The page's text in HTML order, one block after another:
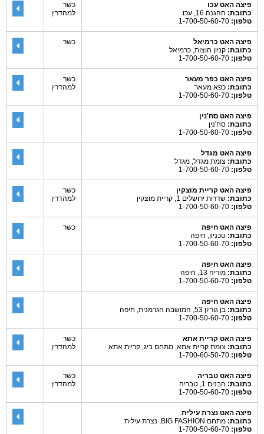
פיצה האט עכו
כתובת: ההגנה 16, עכו
טלפון:
כשר
למהדרין
פיצה האט כרמיאל
כתובת: קניון חוצות, כרמיאל
טלפון:
כשר
פיצה האט כפר מעאר
כתובת: כפא מעאר
טלפון:
כשר
למהדרין
פיצה האט סח'נין
כתובת: סח'נין
טלפון:
פיצה האט מגדל
כתובת: צומת מגדל, מגדל
טלפון:
פיצה האט קריית מוצקין
כתובת: שדרות ירושלים 1, קריית מוצקין
טלפון:
כשר
למהדרין
פיצה האט חיפה
כתובת: טכניון, חיפה
טלפון:
כשר
פיצה האט חיפה
כתובת: מוריה 13, חיפה
טלפון:
פיצה האט חיפה
כתובת: בן גוריון 53, המושבה הגרמנית, חיפה
טלפון:
פיצה האט קריית אתא
כתובת: צומת קריית אתא, מתחם ביג, קריית אתא
טלפון:
כשר
למהדרין
פיצה האט טבריה
כתובת: הבנים 1, טבריה
טלפון:
כשר
למהדרין
פיצה האט נצרת עילית
כתובת: מתחם BIG FASHION, נצרת עילית
טלפון: